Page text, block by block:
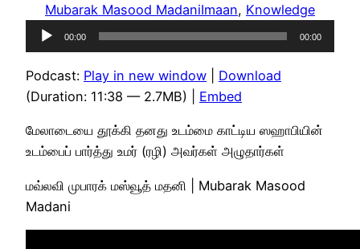
Mubarak Masood MadaniImaan, Knowledge
Audio
Player
00:00 00:00
Podcast: Play in new window
Download
(Duration: 11:38 — 2.7MB) | Embed
மேலாடையை தூக்கி தனது உடம்மை காட்டிய ஸஹாபியின்
உடம்பைப் பார்த்து உமர் (ரழி) அவர்கள் அழுதார்கள்
மவ்லவி முபாரக் மஸ்வூத் மதனி | Mubarak Masood
Madani